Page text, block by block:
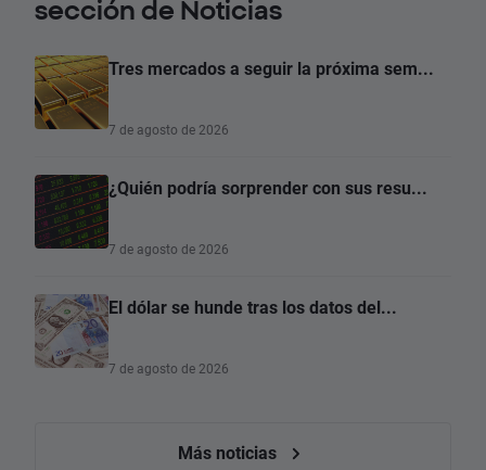
sección de Noticias
Tres mercados a seguir la próxima sem...
7 de agosto de 2026
¿Quién podría sorprender con sus resu...
7 de agosto de 2026
El dólar se hunde tras los datos del...
7 de agosto de 2026
Más noticias